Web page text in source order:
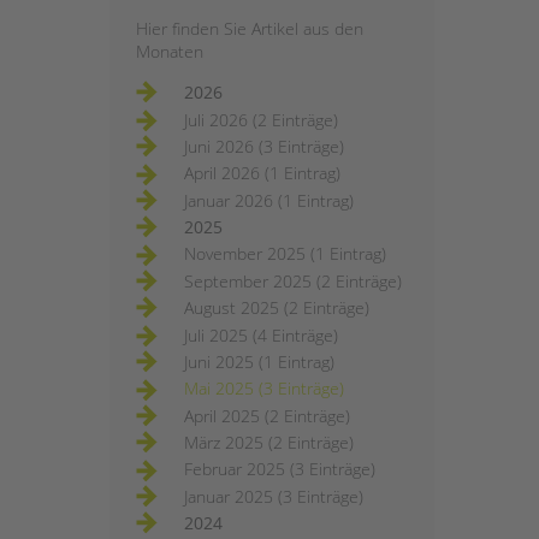
Hier finden Sie Artikel aus den
Monaten
2026
Juli 2026 (2 Einträge)
Juni 2026 (3 Einträge)
April 2026 (1 Eintrag)
Januar 2026 (1 Eintrag)
2025
November 2025 (1 Eintrag)
September 2025 (2 Einträge)
August 2025 (2 Einträge)
Juli 2025 (4 Einträge)
Juni 2025 (1 Eintrag)
Mai 2025 (3 Einträge)
April 2025 (2 Einträge)
März 2025 (2 Einträge)
Februar 2025 (3 Einträge)
Januar 2025 (3 Einträge)
2024